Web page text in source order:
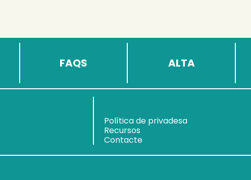
FAQS ALTA
Política de privadesa
Recursos
Contacte